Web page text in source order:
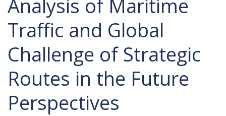
Analysis of Maritime
Traffic and Global
Challenge of Strategic
Routes in the Future
Perspectives